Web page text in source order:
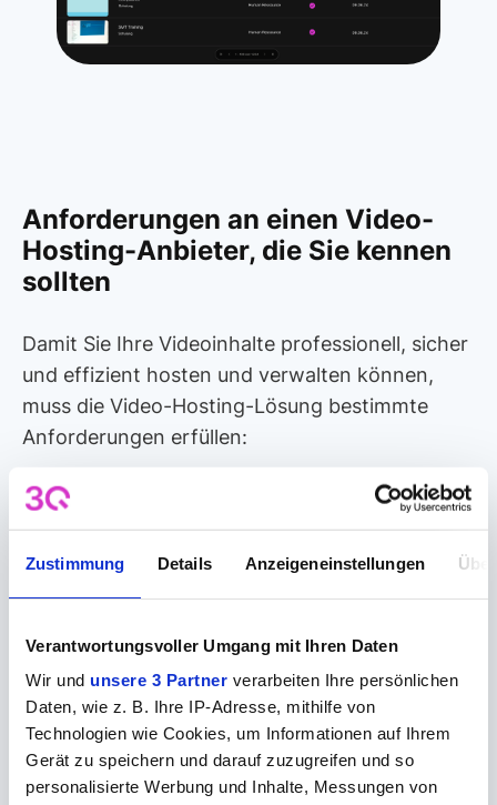
Zustimmung Details Anzeigeneinstellungen
Verantwortungsvoller Umgang mit Ihren Daten
Wir und unsere 3 Partner verarbeiten Ihre persönlichen
Daten, wie z. B. Ihre IP-Adresse, mithilfe von
Technologien wie Cookies, um Informationen auf Ihrem
Gerät zu speichern und darauf zuzugreifen und so
personalisierte Werbung und Inhalte, Messungen von
Anforderungen an einen Video-
Hosting-Anbieter, die Sie kennen
sollten
Damit Sie Ihre Videoinhalte professionell, sicher
und effizient hosten und verwalten können,
muss die Video-Hosting-Lösung bestimmte
Anforderungen erfüllen:
Hohe Videoqualität
: Videos sollten in hoher
Auflösung und mit optimaler Tonqualität
abgespielt werden können.
Content Delivery Network (CDN) ist notwendig,
um Videos schnell und unterbrechungsfrei
streamen zu können. Es ermöglicht die sichere
und zuverlässige Auslieferung Ihrer Videoinhalte
weltweit.